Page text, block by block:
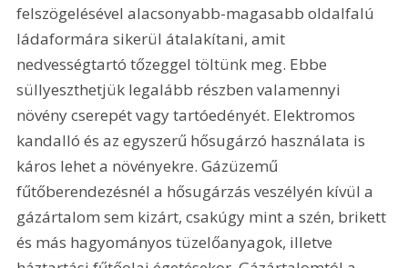
felszögelésével alacsonyabb-magasabb oldalfalú
ládaformára sikerül átalakítani, amit
nedvességtartó tőzeggel töltünk meg. Ebbe
süllyeszthetjük legalább részben valamennyi
növény cserepét vagy tartóedényét. Elektromos
kandalló és az egyszerű hősugárzó használata is
káros lehet a növényekre. Gázüzemű
fűtőberendezésnél a hősugárzás veszélyén kívül a
gázártalom sem kizárt, csakúgy mint a szén, brikett
és más hagyományos tüzelőanyagok, illetve